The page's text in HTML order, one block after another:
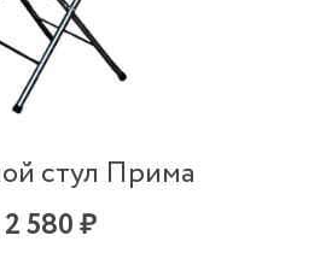
стул Прима
2 580 ₽